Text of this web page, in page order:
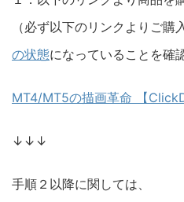
（必ず以下のリンクよりご
の状態になっていることを確
MT4/MT5の描画革命 【
↓↓↓
手順２以降に関しては、